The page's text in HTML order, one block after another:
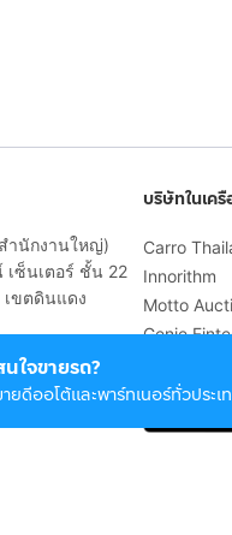
ใจขายรถ?
ายดีออโต้และพาร์ทเนอร์ทั่วปร
ำนักงานใหญ่)
เซ็นเตอร์ ชั้น 22
ขตดินแดง
บริษัทในเครื
Carro
Innorithm
Motto
Genie